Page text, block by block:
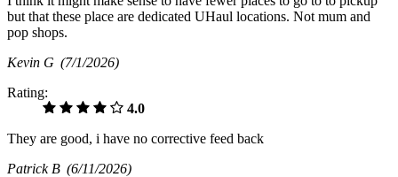
but that these place are dedicated UHaul locations. Not mum and
pop shops.
Kevin G (7/1/2026)
Rating:
4.0
They are good, i have no corrective feed back
Patrick B (6/11/2026)